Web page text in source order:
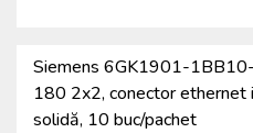
Siemens 6GK1901-
180 2x2, conector ethernet
solidă, 10 buc/pachet